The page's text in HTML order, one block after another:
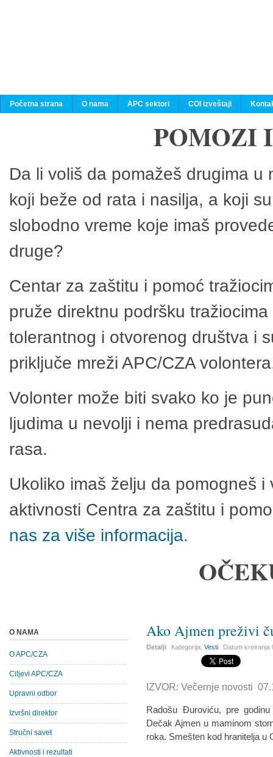
Početna strana O nama APC sektori COI izveštaji
POMOZI
Da li voliš da pomažeš drugima
koji beže od rata i nasilja, a koji
slobodno vreme koje imaš
druge?
Centar za zaštitu i pomoć
pruže direktnu podršku
tolerantnog i otvorenog društva i
priključe mreži APC/CZA
Volonter može biti svako ko je
ljudima u nevolji i nema
rasa.
Ukoliko imaš želju da pomogneš
aktivnosti Centra za zaštitu i
nas za više informacija.
Ako Ajmen preživi
Detalji Kategorija:Vesti Datum kreiranja
IZVOR: Večernje novosti
Radošu Đuroviću, pre
Dečak Ajmen u maminom
roka. Smešten kod hranitelja u
O NAMA
O APC/CZA
Ciljevi APC/CZA
Upravni odbor
Izvršni direktor
Stručni savet
Aktivnosti i rezultati